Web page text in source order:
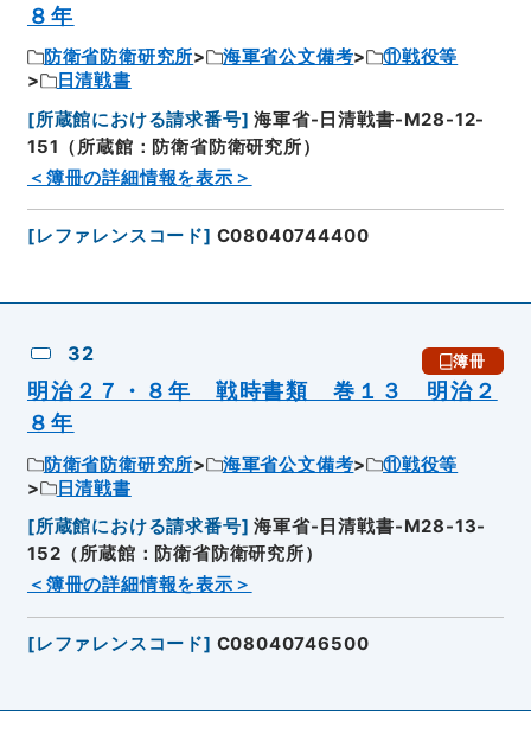
８年
防衛省防衛研究所 海軍省公文備考
⑪戦役等
日清戦書
[所蔵館における請求番号] 海軍省-日清戦書-M28-12-
151（所蔵館：防衛省防衛研究所）
＜簿冊の詳細情報を表示＞
[レファレンスコード] C08040744400
32 簿冊
明治２７・８年 戦時書類 巻１３ 明治２
８年
防衛省防衛研究所 海軍省公文備考
⑪戦役等
日清戦書
[所蔵館における請求番号] 海軍省-日清戦書-M28-13-
152（所蔵館：防衛省防衛研究所）
＜簿冊の詳細情報を表示＞
[レファレンスコード] C08040746500